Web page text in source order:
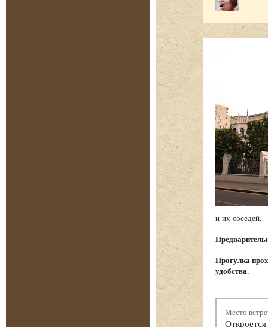
и их соседей.
Прогулка
удобства.
Место